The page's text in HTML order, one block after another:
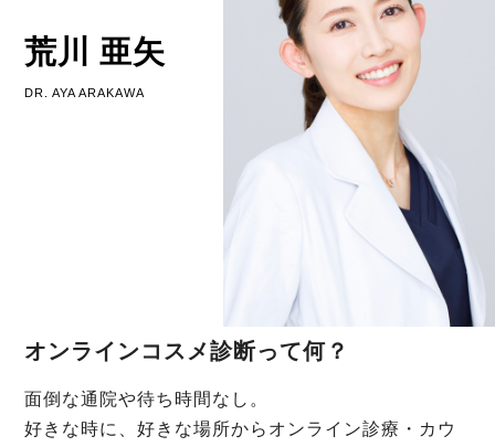
荒川 亜矢
DR. AYA ARAKAWA
オンラインコスメ診断って何？
面倒な通院や待ち時間なし。
好きな時に、好きな場所からオンライン診療・カウ